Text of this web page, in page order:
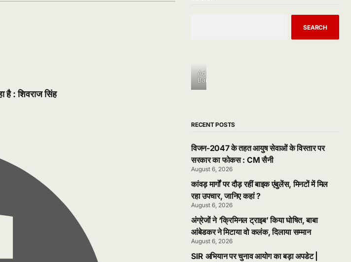
है : शिवराज सिंह
SEARCH
Ad
Banner
RECENT POSTS
विजन-2047 के तहत आयुष सेवाओं के विस्तार पर
सरकार का फोकस : CM सैनी
August 6, 2026
कांवड़ मार्गों पर दौड़ रहीं बाइक एंबुलेंस, मिनटों में मिल
रहा उपचार, जानिए कहां ?
August 6, 2026
अंग्रेजों ने ‘क्रिमिनल ट्राइब’ किया घोषित, बाबा
आंबेडकर ने मिटाया वो कलंक, दिलाया सम्मान
August 6, 2026
SIR अभियान पर चुनाव आयोग का बड़ा अपडेट |